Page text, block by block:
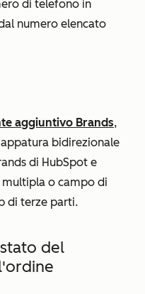
di telefono in
numero elencato
aggiuntivo Brands,
bidirezionale
di HubSpot e
o campo di
di terze parti.
del